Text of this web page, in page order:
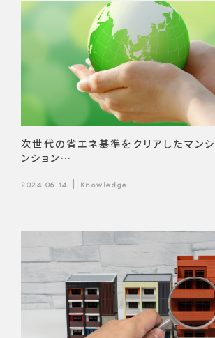
次世代の省エネ基準をクリアしたマンシ
ンション…
2024.06.14 Knowledge